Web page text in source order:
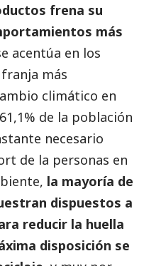
frena su
más
acentúa en los
más
climático en
de la población
necesario
de la personas en
la mayoría de
dispuestos a
reducir la huella
disposición se